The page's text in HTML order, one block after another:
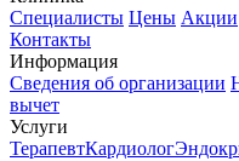
Специалисты Цены Акции
Контакты
Информация
Сведения об организации
вычет
Услуги
ТерапевтКардиолог